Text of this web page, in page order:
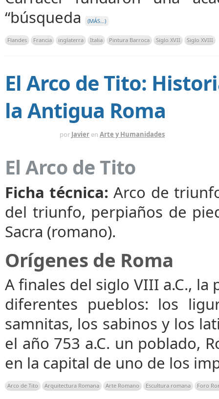
“búsqueda
(MÁS…)
Flandes Francia inglaterra Italia Pintura Barroca Siglo XVII Siglo XVIII
El Arco de Tito:
la Antigua Roma
por Javier en Arte y Humanidades
El Arco de Tito
Ficha técnica: Arco de
del triunfo, perpiaños de
Sacra (romano).
Orígenes de Roma
A finales del siglo VIII a.C.,
diferentes pueblos: los
samnitas, los sabinos y los
el año 753 a.C. un poblado,
en la capital de uno de los
Arco de Tito Arquitectura Romana Arte Romano Escultura romana Foro